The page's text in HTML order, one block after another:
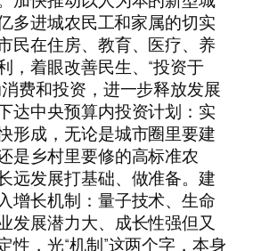
多进城农民工和家属的切实
民在住房、教育、医疗、养
，着眼改善民生、“投资于
费和投资，进一步释放发展
达中央预算内投资计划：实
形成，无论是城市圈里要建
是乡村里要修的高标准农
远发展打基础、做准备。建
增长机制：量子技术、生命
发展潜力大、成长性强但又
性，光“机制”这两个字，本身